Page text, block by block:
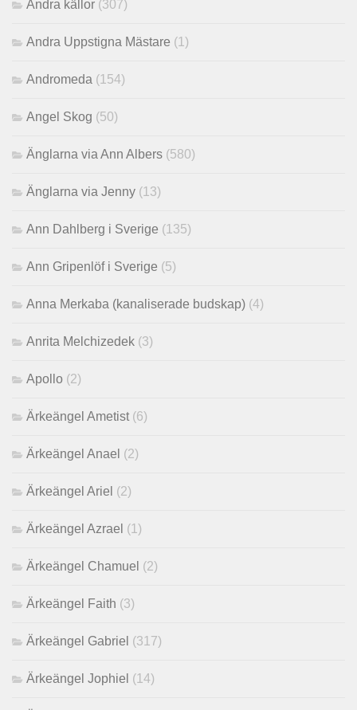
Andra källor (307)
Andra Uppstigna Mästare (1)
Andromeda (154)
Angel Skog (50)
Änglarna via Ann Albers (580)
Änglarna via Jenny (13)
Ann Dahlberg i Sverige (135)
Ann Gripenlöf i Sverige (5)
Anna Merkaba (kanaliserade budskap) (4)
Anrita Melchizedek (3)
Apollo (2)
Ärkeängel Ametist (6)
Ärkeängel Anael (2)
Ärkeängel Ariel (2)
Ärkeängel Azrael (1)
Ärkeängel Chamuel (2)
Ärkeängel Faith (3)
Ärkeängel Gabriel (317)
Ärkeängel Jophiel (14)